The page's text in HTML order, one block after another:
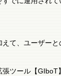
て、ユーザー
ツール【GIboT